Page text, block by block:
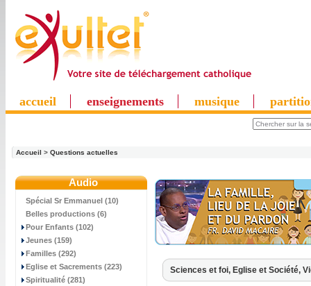
accueil enseignements musique
Accueil > Questions actuelles
Audio
Spécial Sr Emmanuel (10)
Belles productions (6)
Pour Enfants (102)
Jeunes (159)
Familles (292)
Eglise et Sacrements (223)
Spiritualité (281)
Sciences et foi, Eglise et Société,